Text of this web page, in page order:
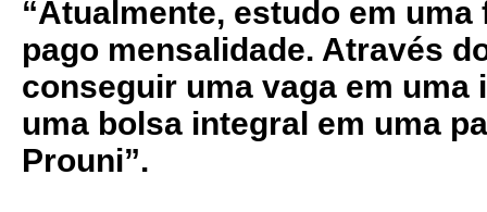
“Atualmente, estudo em
pago mensalidade. Através
conseguir uma vaga em
uma bolsa integral em uma
Prouni”.